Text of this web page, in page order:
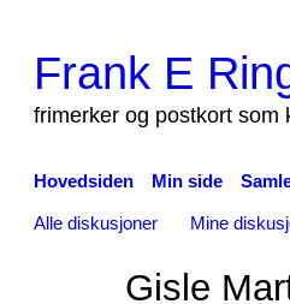
Frank E
frimerker og postkort som
Hovedsiden Min side
Alle diskusjoner Mine
Gisle